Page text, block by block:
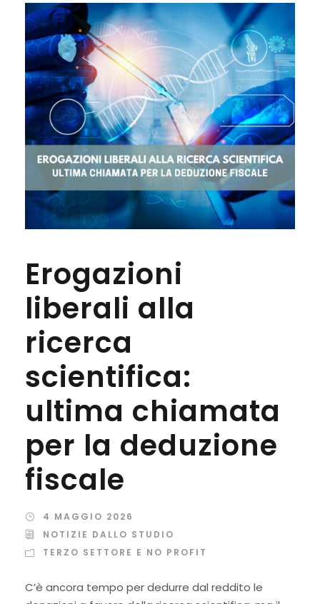
Erogazioni
liberali alla
ricerca
scientifica:
ultima chiamata
per la deduzione
fiscale
4 MAGGIO 2026
NOTIZIE DALLO STUDIO
TERZO SETTORE E NO PROFIT
C’è ancora tempo per dedurre dal reddito le